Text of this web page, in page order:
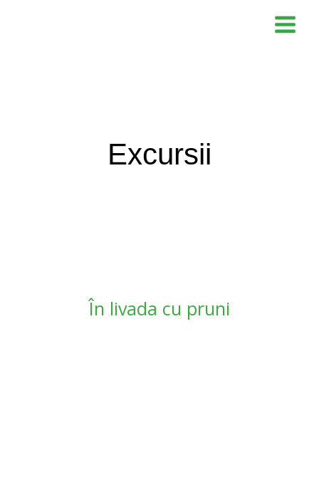
Excursii
În livada cu pruni